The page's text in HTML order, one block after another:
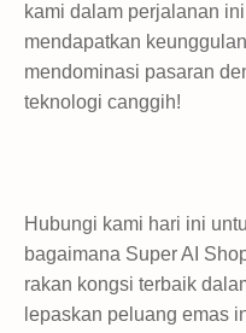
kami dalam perjalanan
mendapatkan
mendominasi pasaran
teknologi canggih!
Hubungi kami hari ini
bagaimana Super AI
rakan kongsi terbaik
lepaskan peluang emas